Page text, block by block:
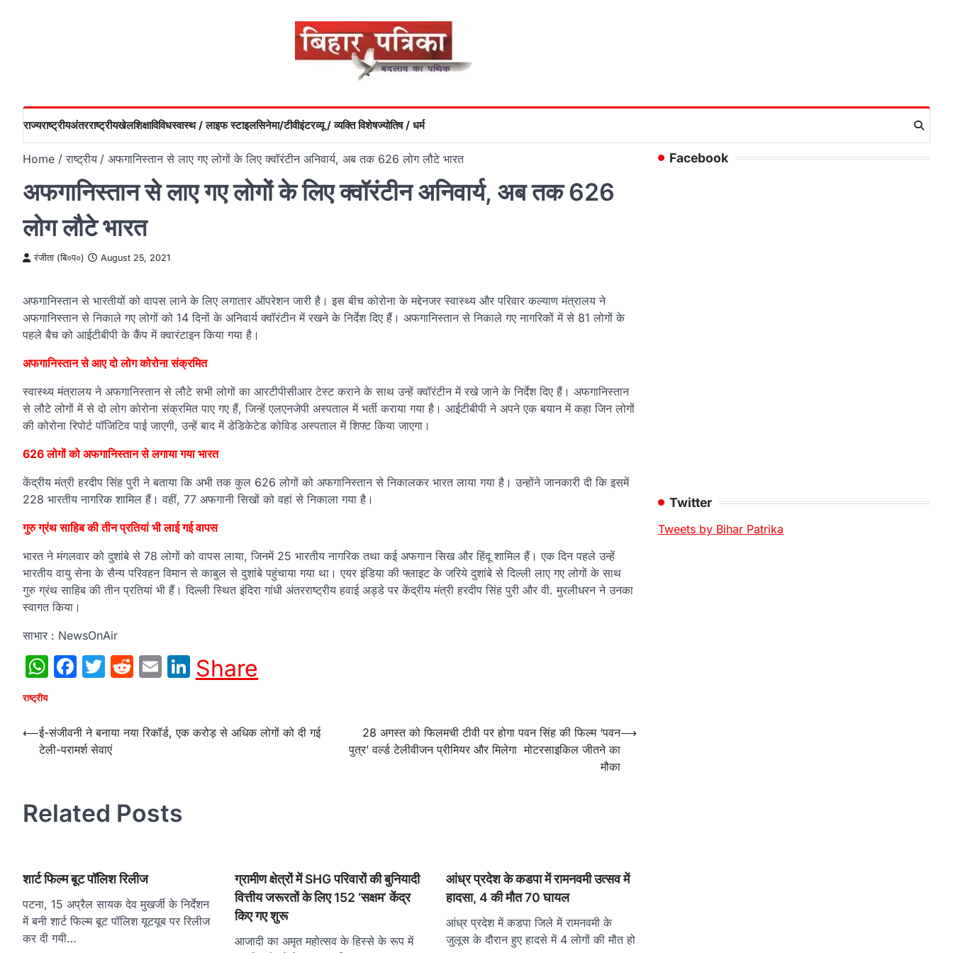
राज्यराष्ट्रीयअंतरराष्ट्रीयखेलशिक्षाविविधस्वास्थ / लाइफ स्टाइलसिनेमा/टीवीइंटरव्यू / व्यक्ति विशेषज्योतिष / धर्म
Home राष्ट्रीय अफगानिस्तान से लाए गए लोगों के लिए क्वॉरंटीन अनिवार्य, अब तक 626 लोग लौटे भारत
अफगानिस्तान से लाए गए लोगों के लिए क्वॉरंटीन अनिवार्य, अब तक 626
लोग लौटे भारत
रंजीता (बि०प०) August 25, 2021
अफगानिस्तान से भारतीयों को वापस लाने के लिए लगातार ऑपरेशन जारी है। इस बीच कोरोना के मद्देनजर स्वास्थ्य और परिवार कल्याण मंत्रालय ने
अफगानिस्तान से निकाले गए लोगों को 14 दिनों के अनिवार्य क्वॉरंटीन में रखने के निर्देश दिए हैं। अफगानिस्तान से निकाले गए नागरिकों में से 81 लोगों के
पहले बैच को आईटीबीपी के कैंप में क्वारंटाइन किया गया है।
अफगानिस्तान से आए दो लोग कोरोना संक्रमित
स्वास्थ्य मंत्रालय ने अफगानिस्तान से लौटे सभी लोगों का आरटीपीसीआर टेस्ट कराने के साथ उन्हें क्वॉरंटीन में रखे जाने के निर्देश दिए हैं। अफगानिस्तान
से लौटे लोगों में से दो लोग कोरोना संक्रमित पाए गए हैं, जिन्हें एलएनजेपी अस्पताल में भर्ती कराया गया है। आईटीबीपी ने अपने एक बयान में कहा जिन लोगों
की कोरोना रिपोर्ट पॉजिटिव पाई जाएगी, उन्हें बाद में डेडिकेटेड कोविड अस्पताल में शिफ्ट किया जाएगा।
626 लोगों को अफगानिस्तान से लगाया गया भारत
केंद्रीय मंत्री हरदीप सिंह पुरी ने बताया कि अभी तक कुल 626 लोगों को अफगानिस्तान से निकालकर भारत लाया गया है। उन्होंने जानकारी दी कि इसमें
228 भारतीय नागरिक शामिल हैं। वहीं, 77 अफगानी सिखों को वहां से निकाला गया है।
गुरु ग्रंथ साहिब की तीन प्रतियां भी लाई गई वापस
भारत ने मंगलवार को दुशांबे से 78 लोगों को वापस लाया, जिनमें 25 भारतीय नागरिक तथा कई अफगान सिख और हिंदू शामिल हैं। एक दिन पहले उन्हें
भारतीय वायु सेना के सैन्य परिवहन विमान से काबुल से दुशांबे पहुंचाया गया था। एयर इंडिया की फ्लाइट के जरिये दुशांबे से दिल्ली लाए गए लोगों के साथ
गुरु ग्रंथ साहिब की तीन प्रतियां भी हैं। दिल्ली स्थित इंदिरा गांधी अंतरराष्ट्रीय हवाई अड्डे पर केंद्रीय मंत्री हरदीप सिंह पुरी और वी. मुरलीधरन ने उनका
स्वागत किया।
साभार : NewsOnAir
WhatsApp
Facebook
Twitter
Reddit
EmailLinkedIn
Share
राष्ट्रीय
Post
navigation
⟵ई-संजीवनी ने बनाया नया रिकॉर्ड, एक करोड़ से अधिक लोगों को दी गई
टेली-परामर्श सेवाएं
28 अगस्‍त को फिलमची टीवी पर होगा पवन सिंह की फिल्‍म ‘पवन
पुत्र’ वर्ल्‍ड टेलीवीजन प्रीमियर और मिलेगा मोटरसाइकिल जीतने का
मौका
⟶
Related Posts
शार्ट फिल्म बूट पॉलिश रिलीज
पटना, 15 अप्रैल सायक देव मुखर्जी के निर्देशन
में बनी शार्ट फिल्म बूट पॉलिश यूटयूब पर रिलीज
कर दी गयी…
ग्रामीण क्षेत्रों में SHG परिवारों की बुनियादी
वित्तीय जरूरतों के लिए 152 ‘सक्षम’ केंद्र
किए गए शुरू
आजादी का अमृत महोत्सव के हिस्से के रूप में
आंध्र प्रदेश के कडपा में रामनवमी उत्सव में
हादसा, 4 की मौत 70 घायल
आंध्र प्रदेश में कडपा जिले में रामनवमी के
जुलूस के दौरान हुए हादसे में 4 लोगों की मौत हो
Facebook
Twitter
Tweets by Bihar Patrika